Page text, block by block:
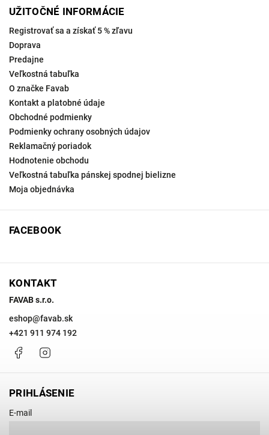
UŽITOČNÉ INFORMÁCIE
Registrovať sa a získať 5 % zľavu
Doprava
Predajne
Veľkostná tabuľka
O značke Favab
Kontakt a platobné údaje
Obchodné podmienky
Podmienky ochrany osobných údajov
Reklamačný poriadok
Hodnotenie obchodu
Veľkostná tabuľka pánskej spodnej bielizne
Moja objednávka
FACEBOOK
KONTAKT
FAVAB s.r.o.
eshop@favab.sk
+421 911 974 192
Facebook
PRIHLÁSENIE
E-mail